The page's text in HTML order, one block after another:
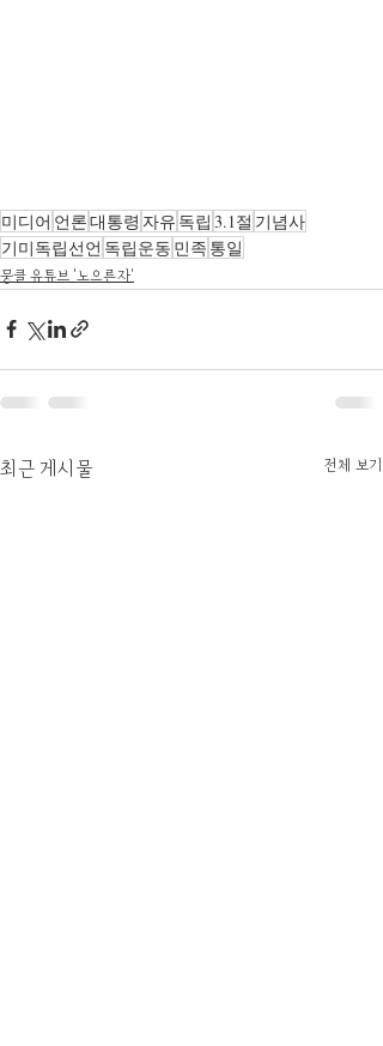
미디어 언론대통령 자유 독립 3.1절 기념사
기미독립선언 독립운동 민족 통일
뭉클 유튜브 '노으른자'
최근 게시물 전체 보기